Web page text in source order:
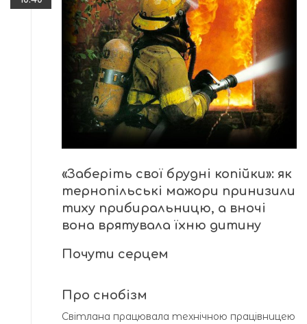
«Заберіть свої брудні копійки»: як
тернопільські мажори принизили
тиху прибиральницю, а вночі
вона врятувала їхню дитину
Почути серцем
Про снобізм
Світлана працювала технічною працівницею